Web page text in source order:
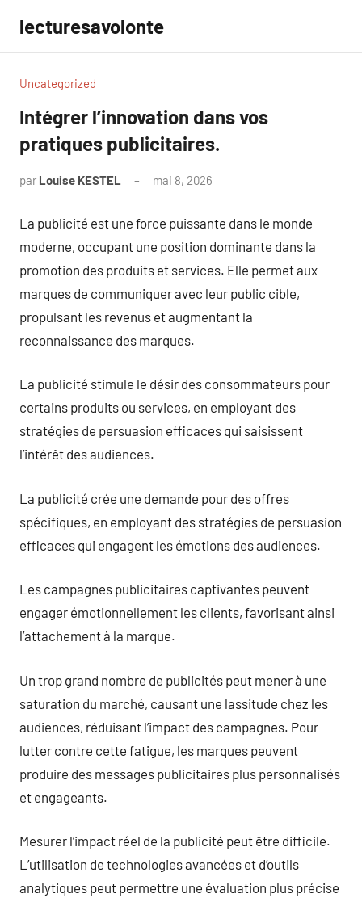
contenu
lecturesavolonte
Uncategorized
Intégrer l’innovation dans vos
pratiques publicitaires.
par Louise KESTEL mai 8, 2026
La publicité est une force puissante dans le monde
moderne, occupant une position dominante dans la
promotion des produits et services. Elle permet aux
marques de communiquer avec leur public cible,
propulsant les revenus et augmentant la
reconnaissance des marques.
La publicité stimule le désir des consommateurs pour
certains produits ou services, en employant des
stratégies de persuasion efficaces qui saisissent
l’intérêt des audiences.
La publicité crée une demande pour des offres
spécifiques, en employant des stratégies de persuasion
efficaces qui engagent les émotions des audiences.
Les campagnes publicitaires captivantes peuvent
engager émotionnellement les clients, favorisant ainsi
l’attachement à la marque.
Un trop grand nombre de publicités peut mener à une
saturation du marché, causant une lassitude chez les
audiences, réduisant l’impact des campagnes. Pour
lutter contre cette fatigue, les marques peuvent
produire des messages publicitaires plus personnalisés
et engageants.
Mesurer l’impact réel de la publicité peut être difficile.
L’utilisation de technologies avancées et d’outils
analytiques peut permettre une évaluation plus précise